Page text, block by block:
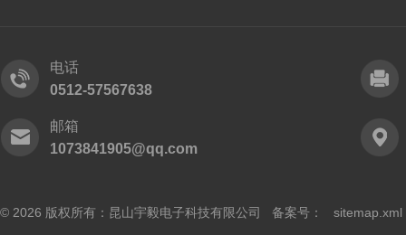
电话
0512-57567638
邮箱
1073841905@qq.com
© 2026 版权所有：昆山宇毅电子科技有限公司 备案号： sitemap.xml